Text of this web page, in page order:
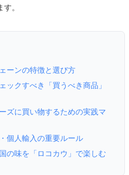
。
ーンの特徴と選び方
ックすべき「買うべき商品」
ズに買い物するための実践マ
個人輸入の重要ルール
の味を「ロコカウ」で楽しむ